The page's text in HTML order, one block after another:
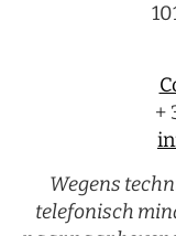
+
Wegens
telefonisch